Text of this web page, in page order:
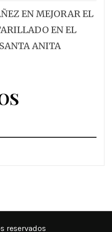
EN MEJORAR EL
EN EL
ANITA
reservados